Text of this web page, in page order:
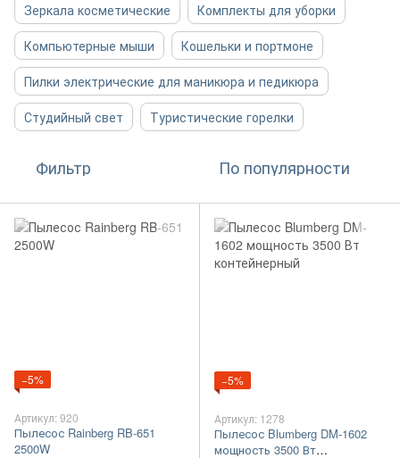
Зеркала косметические
Комплекты для уборки
Компьютерные мыши
Кошельки и портмоне
Пилки электрические для маникюра и педикюра
Студийный свет
Туристические горелки
Фильтр По популярности
−5%
Артикул: 920
Пылесос Rainberg RB-651
2500W
−5%
Артикул: 1278
Пылесос Blumberg DM-1602
мощность 3500 Вт